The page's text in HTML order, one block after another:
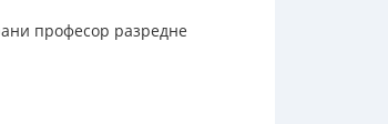
професор разредне